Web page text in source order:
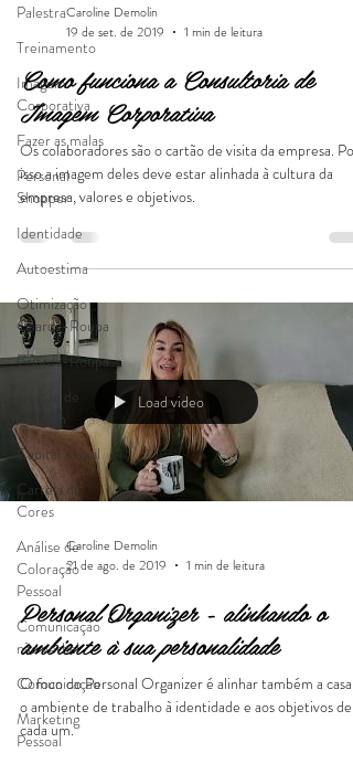
Palestra
Treinamento
Imagem
Corporativa
Fazer as malas
Personal
Shopper
Identidade
Autoestima
Otimização
Guarda-Roupa
Guarda-Roupa
Gestão de
Imagem
Capital Visual
Cartela de
Cores
Análise de
Coloração
Pessoal
Comunicação
não verbal
Comunicação
Marketing
Pessoal
Caroline Demolin
19 de set. de 2019
1 min de leitura
Como funciona a Consultoria de
Imagem Corporativa
Os colaboradores são o cartão de visita da empresa. Por
isso a imagem deles deve estar alinhada à cultura da
empresa, valores e objetivos.
Load video
Caroline Demolin
21 de ago. de 2019
1 min de leitura
Personal Organizer - alinhando o
ambiente à sua personalidade
O foco do Personal Organizer é alinhar também a casa e
o ambiente de trabalho à identidade e aos objetivos de
cada um.